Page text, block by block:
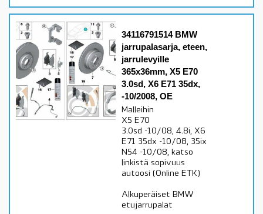
34116791514 BMW
jarrupalasarja, eteen,
jarrulevyille
365x36mm, X5 E70
3.0sd, X6 E71 35dx,
-10/2008, OE
Malleihin
X5 E70
3.0sd -10/08, 4.8i, X6
E71 35dx -10/08, 35ix
N54 -10/08, katso
linkistä sopivuus
autoosi (Online ETK)
Alkuperäiset BMW
etujarrupalat